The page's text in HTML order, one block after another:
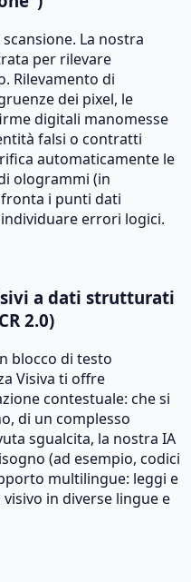
La nostra
per rilevare
Rilevamento di
dei pixel, le
digitali manomesse
falsi o contratti
automaticamente le
ologrammi (in
i punti dati
errori logici.
a dati strutturati
2.0)
blocco di testo
Visiva ti offre
contestuale: che si
di un complesso
sgualcita, la nostra IA
(ad esempio, codici
multilingue: leggi e
in diverse lingue e